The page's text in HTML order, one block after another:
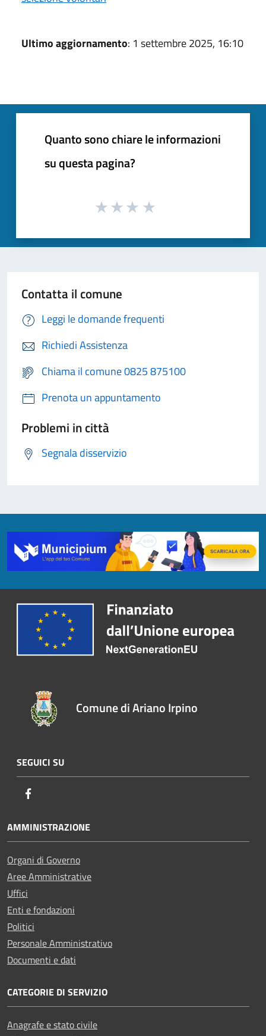
Ultimo aggiornamento: 1 settembre 2025, 16:10
Quanto sono chiare le informazioni
su questa pagina?
Contatta il comune
Leggi le domande frequenti
Richiedi Assistenza
Chiama il comune 0825 875100
Prenota un appuntamento
Problemi in città
Segnala disservizio
Comune di Ariano Irpino
SEGUICI SU
AMMINISTRAZIONE
Organi di Governo
Aree Amministrative
Uffici
Enti e fondazioni
Politici
Personale Amministrativo
Documenti e dati
CATEGORIE DI SERVIZIO
Anagrafe e stato civile